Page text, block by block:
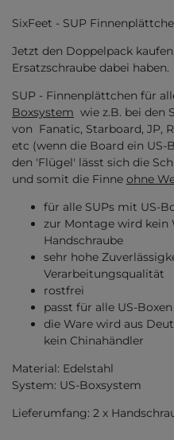
SixFeet - SUP
Jetzt den Doppelpack
Ersatzschraube dabei haben.
SUP - Finnenplättchen für
Boxsystem wie z.B. bei den
von Fanatic, Starboard, JP,
etc (wenn die Board ein US-
den 'Flügel' lässt sich die
und somit die Finne ohne
für alle SUPs mit US-
zur Montage wird kein
Handschraube
sehr hohe
Verarbeitungsqualität
rostfrei
passt für alle US-Boxen
die Ware wird aus
kein Chinahändler
Material: Edelstahl
System: US-Boxsystem
Lieferumfang: 2 x